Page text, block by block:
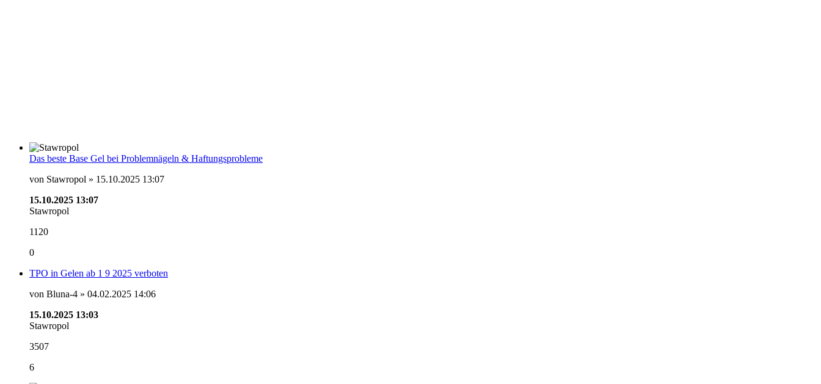
Das beste Base Gel bei Problemnägeln & Haftungsprobleme
von Stawropol » 15.10.2025 13:07
15.10.2025 13:07
Stawropol
1120
0
TPO in Gelen ab 1 9 2025 verboten
von Bluna-4 » 04.02.2025 14:06
15.10.2025 13:03
Stawropol
3507
6